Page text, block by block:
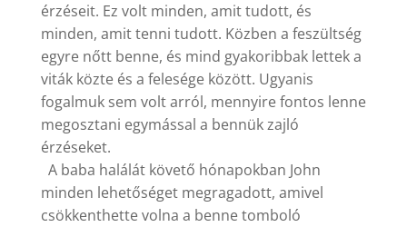
érzéseit. Ez volt minden, amit tudott, és
minden, amit tenni tudott. Közben a feszültség
egyre nőtt benne, és mind gyakoribbak lettek a
viták közte és a felesége között. Ugyanis
fogalmuk sem volt arról, mennyire fontos lenne
megosztani egymással a bennük zajló
érzéseket.
A baba halálát követő hónapokban John
minden lehetőséget megragadott, amivel
csökkenthette volna a benne tomboló